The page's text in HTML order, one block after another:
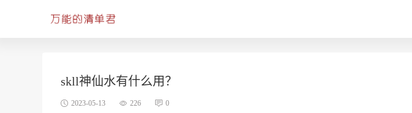
skll神仙水有什么用？
2023-05-13 226 0